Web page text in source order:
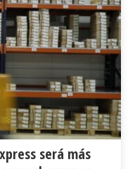
será más